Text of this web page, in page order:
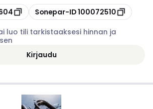
Kopioi
Sonepar-ID100072510
luo tili tarkistaaksesi hinnan ja
Kirjaudu